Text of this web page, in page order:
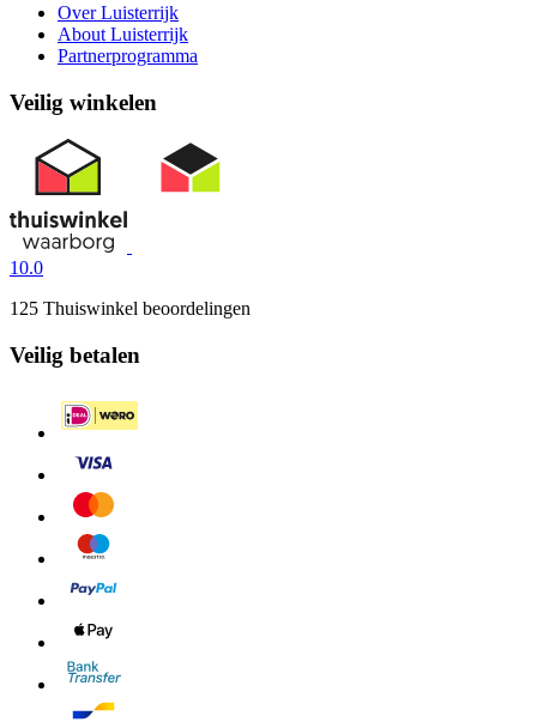
Over Luisterrijk
About Luisterrijk
Partnerprogramma
Veilig winkelen
10.0
125 Thuiswinkel beoordelingen
Veilig betalen